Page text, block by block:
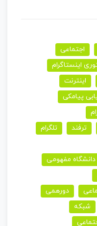
اجتماعی
اینستاگرام
اینترنت
پیامکی
ترفند
تلگرام
دانشگاه مفهومی
دورهمی
شبکه